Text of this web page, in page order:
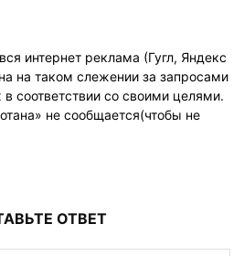
интернет реклама (Гугл, Яндекс
на таком слежении за запросами
в соответствии со своими целями.
не сообщается(чтобы не
ОТВЕТ